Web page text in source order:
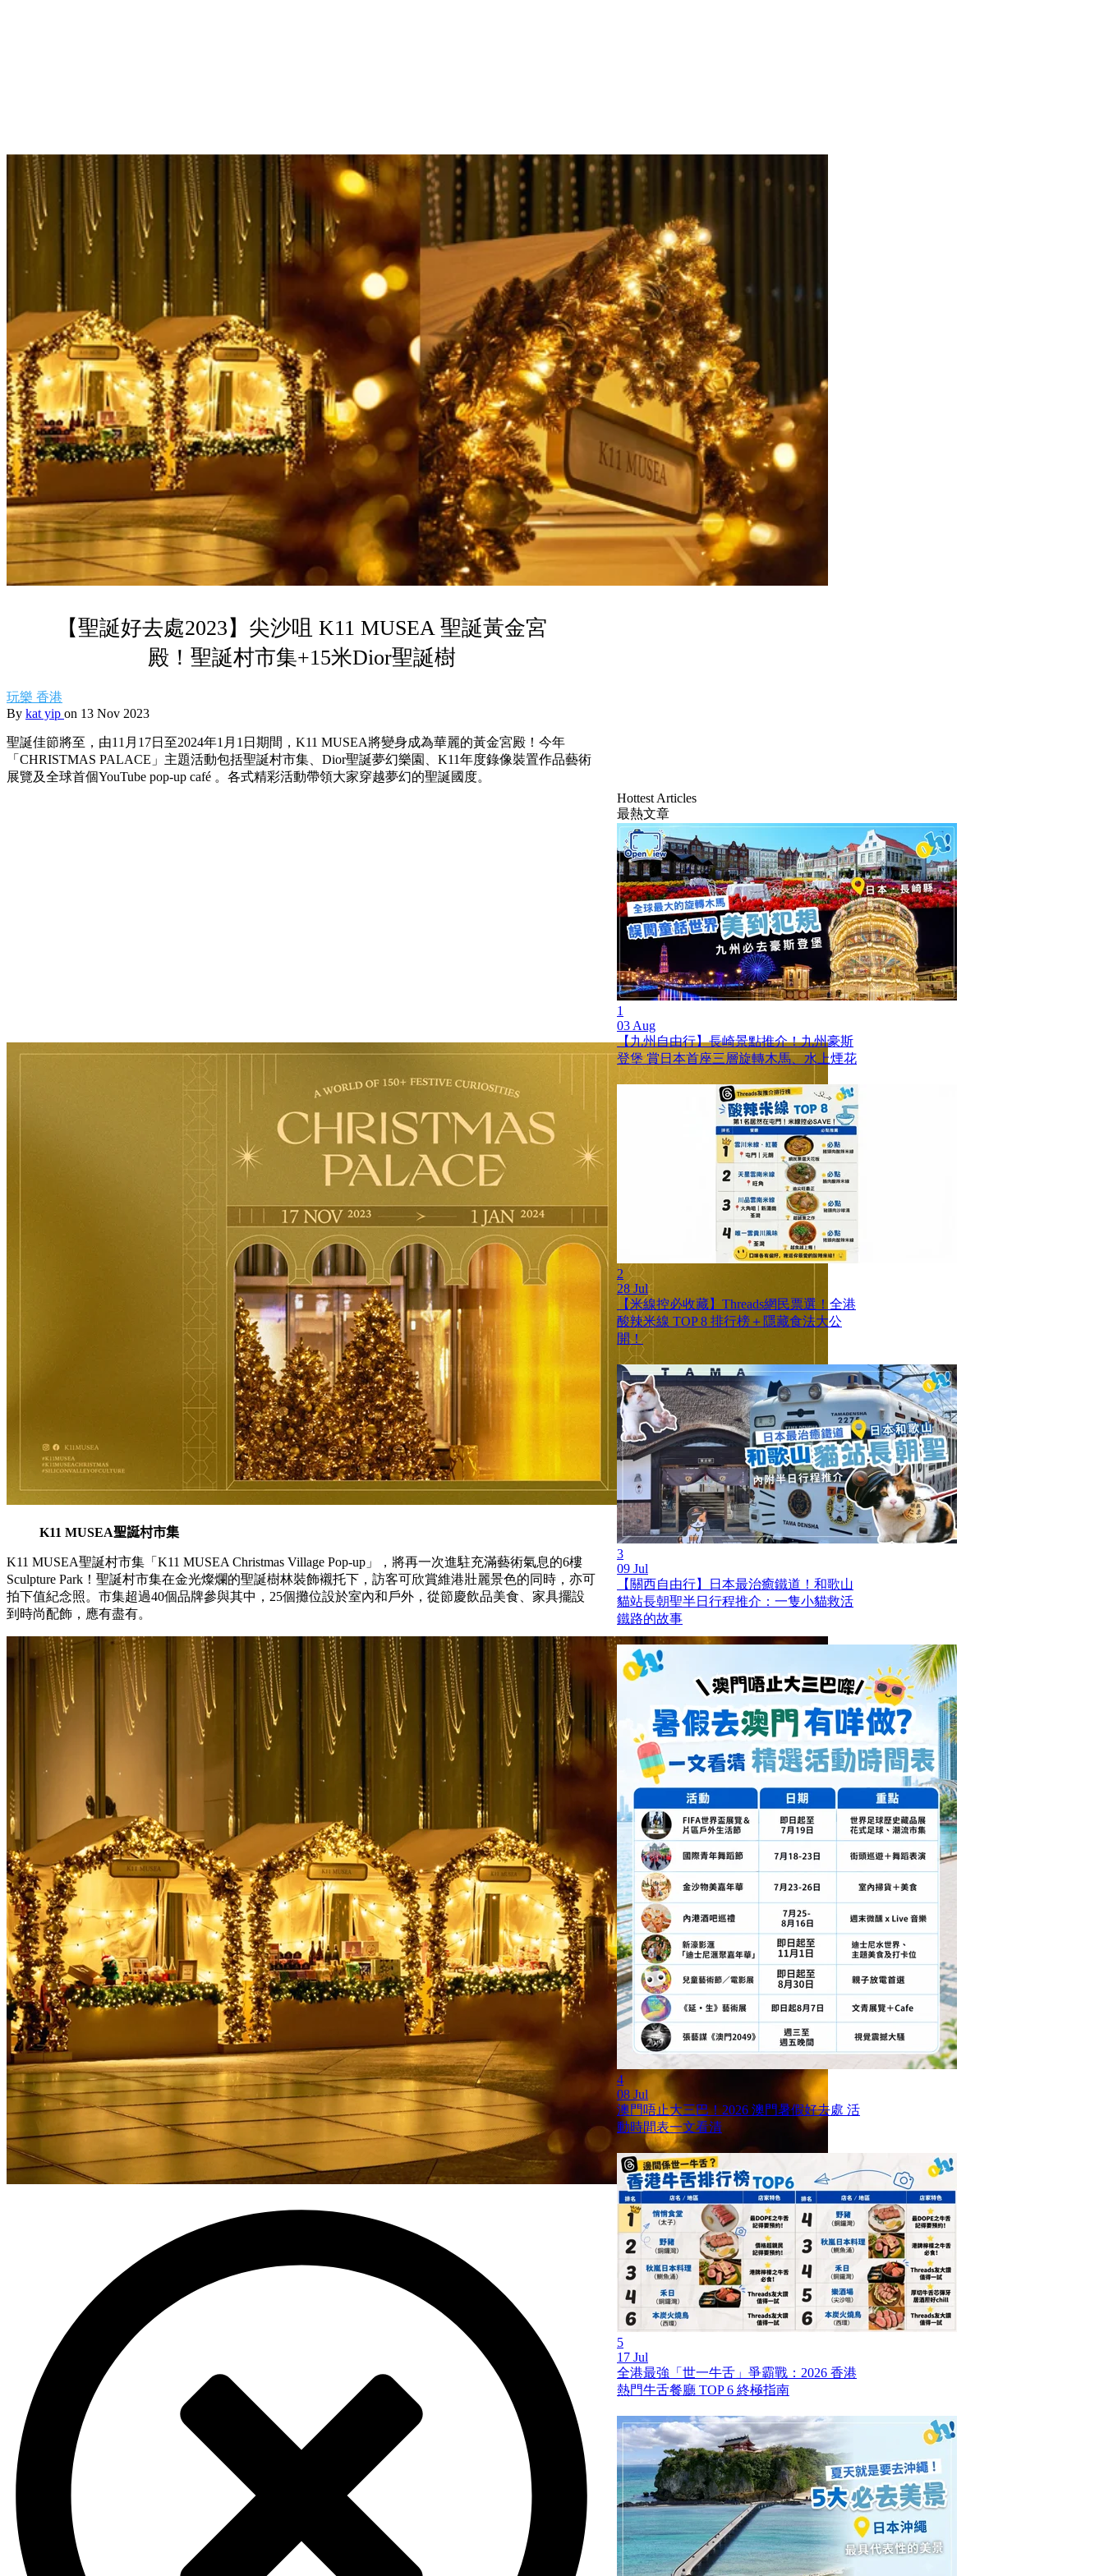
【聖誕好去處2023】尖沙咀 K11 MUSEA 聖誕黃金宮
殿！聖誕村市集+15米Dior聖誕樹
玩樂 香港
By kat yip on 13 Nov 2023
聖誕佳節將至，由11月17日至2024年1月1日期間，K11 MUSEA將變身成為華麗的黃金宮殿！今年
「CHRISTMAS PALACE」主題活動包括聖誕村市集、Dior聖誕夢幻樂園、K11年度錄像裝置作品藝術
展覽及全球首個YouTube pop-up café 。各式精彩活動帶領大家穿越夢幻的聖誕國度。
K11 MUSEA聖誕村市集
K11 MUSEA聖誕村市集「K11 MUSEA Christmas Village Pop-up」，將再一次進駐充滿藝術氣息的6樓
Sculpture Park！聖誕村市集在金光燦爛的聖誕樹林裝飾襯托下，訪客可欣賞維港壯麗景色的同時，亦可
拍下值紀念照。市集超過40個品牌參與其中，25個攤位設於室內和戶外，從節慶飲品美食、家具擺設
到時尚配飾，應有盡有。
Hottest Articles
最熱文章
1
03 Aug
【九州自由行】長崎景點推介！九州豪斯
登堡 賞日本首座三層旋轉木馬、水上煙花
2
28 Jul
【米線控必收藏】Threads網民票選！全港
酸辣米線 TOP 8 排行榜＋隱藏食法大公
開！
3
09 Jul
【關西自由行】日本最治癒鐵道！和歌山
貓站長朝聖半日行程推介：一隻小貓救活
鐵路的故事
4
08 Jul
澳門唔止大三巴！2026 澳門暑假好去處 活
動時間表一文看清
5
17 Jul
全港最強「世一牛舌」爭霸戰：2026 香港
熱門牛舌餐廳 TOP 6 終極指南